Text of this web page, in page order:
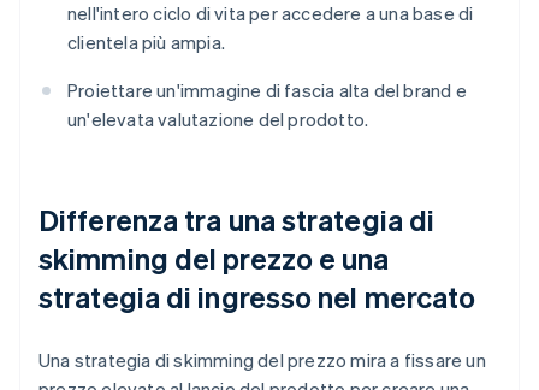
nell'intero ciclo di vita per accedere a una base di
clientela più ampia.
Proiettare un'immagine di fascia alta del brand e
un'elevata valutazione del prodotto.
Differenza tra una strategia di
skimming del prezzo e una
strategia di ingresso nel mercato
Una strategia di skimming del prezzo mira a fissare un